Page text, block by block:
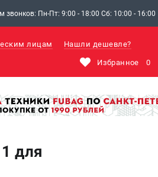
звонков: Пн-Пт: 9:00 - 18:00 Сб: 10:00 - 16:00
лицам Нашли дешевле?
Избранное 0
для